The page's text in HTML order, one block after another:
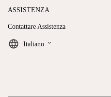
ASSISTENZA
Contattare Assistenza
Italiano keyboard_arrow_down